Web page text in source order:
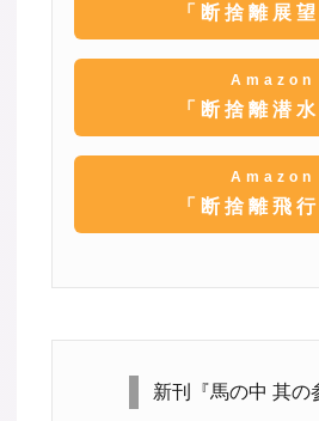
「断捨離展
Amazon
「断捨離潜
Amazon
「断捨離飛
新刊『馬の中 其の